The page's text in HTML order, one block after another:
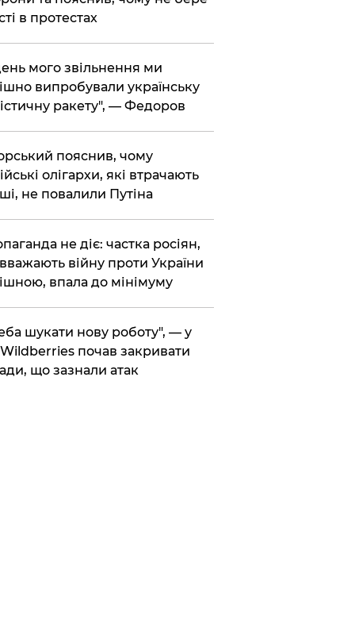
в протестах
мого звільнення ми
випробували українську
ракету", — Федоров
пояснив, чому
олігархи, які втрачають
не повалили Путіна
не діє: частка росіян,
війну проти України
впала до мінімуму
шукати нову роботу", — у
почав закривати
що зазнали атак